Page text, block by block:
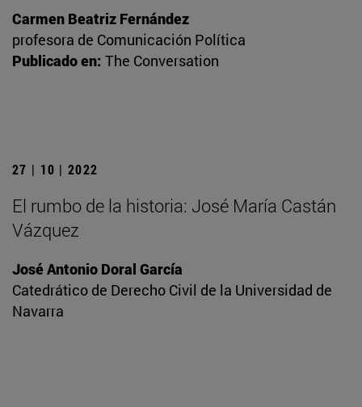
Carmen Beatriz Fernández
profesora de Comunicación Política
Publicado en: The Conversation
27 | 10 | 2022
El rumbo de la historia: José María Castán
Vázquez
José Antonio Doral García
Catedrático de Derecho Civil de la Universidad de
Navarra